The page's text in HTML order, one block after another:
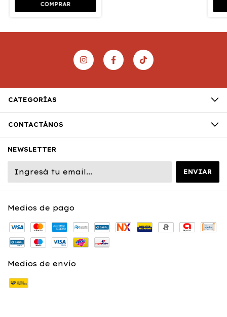
COMPRAR
CATEGORÍAS
CONTACTÁNOS
NEWSLETTER
Medios de pago
Medios de envío